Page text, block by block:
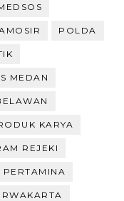
POLDA
MEDAN
KARYA
REJEKI
PERTAMINA